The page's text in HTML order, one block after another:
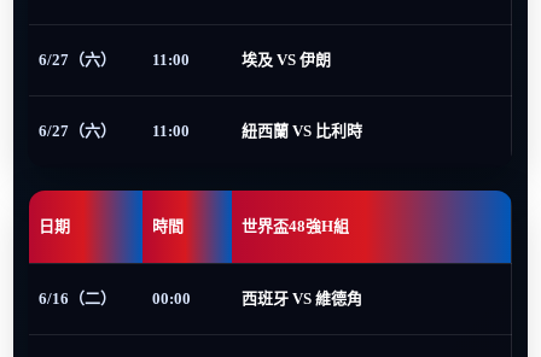
6/27（六） 11:00 埃及 VS 伊朗
6/27（六） 11:00 紐西蘭 VS 比利時
日期 時間 世界盃48強H組
6/16（二） 00:00 西班牙 VS 維德角